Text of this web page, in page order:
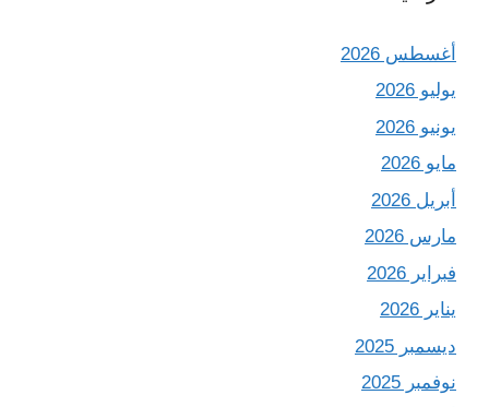
أغسطس 2026
يوليو 2026
يونيو 2026
مايو 2026
أبريل 2026
مارس 2026
فبراير 2026
يناير 2026
ديسمبر 2025
نوفمبر 2025